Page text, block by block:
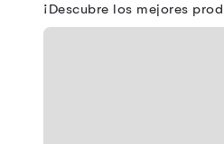
¡Descubre los mejores